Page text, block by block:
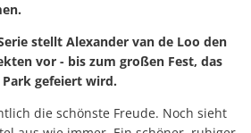
stellt Alexander van de Loo den
vor - bis zum großen Fest, das
gefeiert wird.
die schönste Freude. Noch sieht